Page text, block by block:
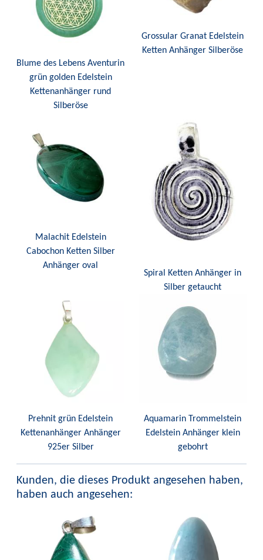
Blume des Lebens Aventurin
grün golden Edelstein
Kettenanhänger rund
Silberöse
Grossular Granat Edelstein
Ketten Anhänger Silberöse
Malachit Edelstein
Cabochon Ketten Silber
Anhänger oval
Spiral Ketten Anhänger in
Silber getaucht
Prehnit grün Edelstein
Kettenanhänger Anhänger
925er Silber
Aquamarin Trommelstein
Edelstein Anhänger klein
gebohrt
Kunden, die dieses Produkt angesehen haben,
haben auch angesehen: